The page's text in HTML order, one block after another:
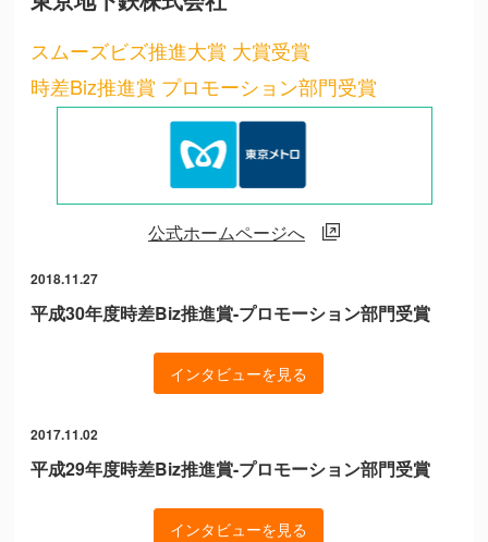
スムーズビズ推進大賞 大賞受賞
時差Biz推進賞 プロモーション部門受賞
公式ホームページへ
2018.11.27
平成30年度時差Biz推進賞-プロモーション部門受賞
インタビューを見る
2017.11.02
平成29年度時差Biz推進賞-プロモーション部門受賞
インタビューを見る